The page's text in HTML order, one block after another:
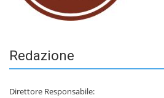
Redazione
Direttore Responsabile: